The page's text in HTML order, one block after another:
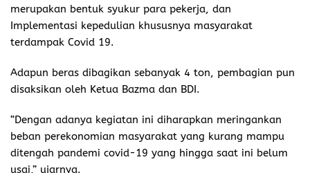
merupakan bentuk syukur para pekerja, dan
Implementasi kepedulian khususnya masyarakat
terdampak Covid 19.
Adapun beras dibagikan sebanyak 4 ton, pembagian pun
disaksikan oleh Ketua Bazma dan BDI.
“Dengan adanya kegiatan ini diharapkan meringankan
beban perekonomian masyarakat yang kurang mampu
ditengah pandemi covid-19 yang hingga saat ini belum
usai,” ujarnya.